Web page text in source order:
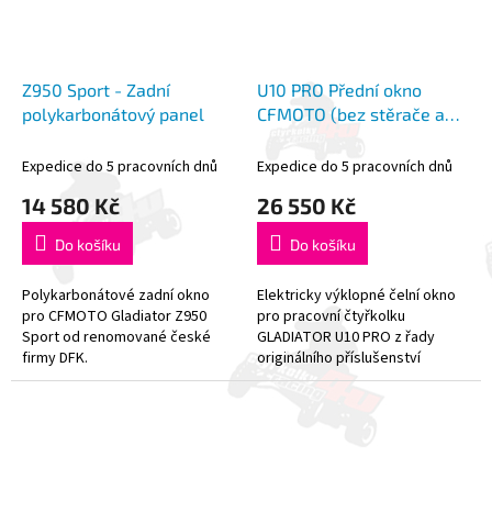
Z950 Sport - Zadní
polykarbonátový panel
Expedice do 5 pracovních dnů
14 580 Kč
Do košíku
Polykarbonátové zadní okno
pro CFMOTO Gladiator Z950
Sport od renomované české
firmy DFK.
U10 PRO Přední okno
CFMOTO (bez stěrače a
Expedice do 5 pracovních dnů
26 550 Kč
Do košíku
Elektricky výklopné čelní okno
pro pracovní čtyřkolku
GLADIATOR U10 PRO z řady
originálního příslušenství
CFMOTO. **!!! [Stěrač s...